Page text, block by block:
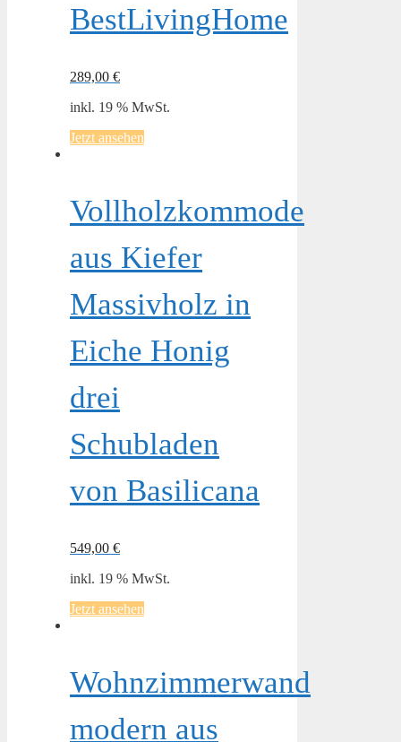
BestLivingHome
289,00 €
inkl. 19 % MwSt.
Jetzt ansehen
Vollholzkommode
aus Kiefer
Massivholz in
Eiche Honig
drei
Schubladen
von Basilicana
549,00 €
inkl. 19 % MwSt.
Jetzt ansehen
Wohnzimmerwand
modern aus